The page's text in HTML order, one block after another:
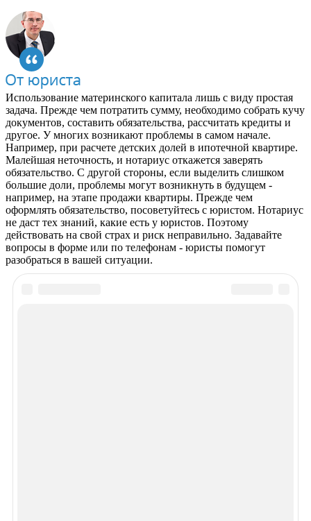
Использование материнского капитала лишь с виду простая
задача. Прежде чем потратить сумму, необходимо собрать кучу
документов, составить обязательства, рассчитать кредиты и
другое. У многих возникают проблемы в самом начале.
Например, при расчете детских долей в ипотечной квартире.
Малейшая неточность, и нотариус откажется заверять
обязательство. С другой стороны, если выделить слишком
большие доли, проблемы могут возникнуть в будущем -
например, на этапе продажи квартиры. Прежде чем
оформлять обязательство, посоветуйтесь с юристом. Нотариус
не даст тех знаний, какие есть у юристов. Поэтому
действовать на свой страх и риск неправильно. Задавайте
вопросы в форме или по телефонам - юристы помогут
разобраться в вашей ситуации.